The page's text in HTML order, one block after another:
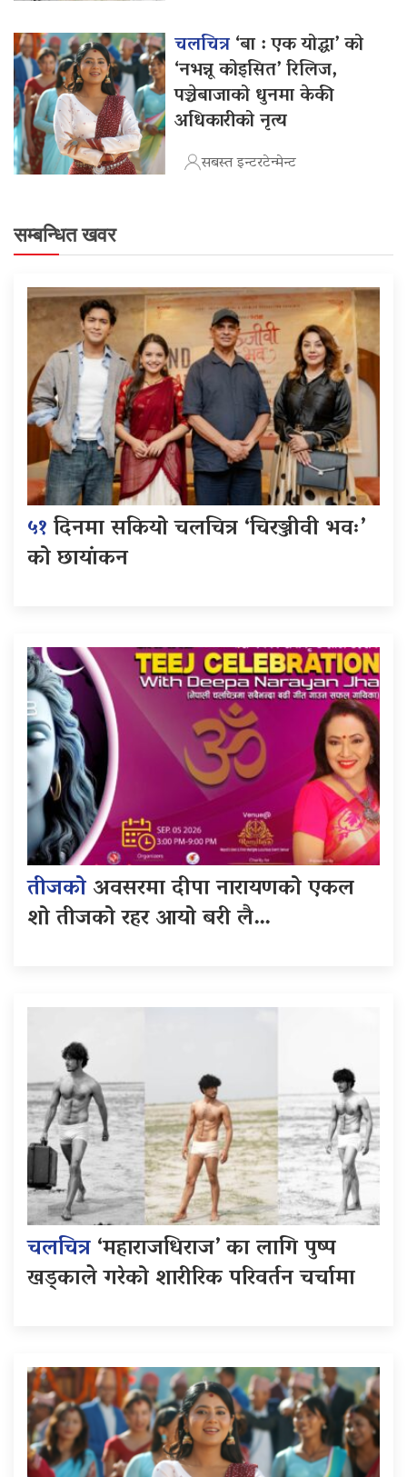
चलचित्र‘बा : एक योद्धा’ को
‘नभन्नू कोइसित’ रिलिज,
पञ्चेबाजाको धुनमा केकी
अधिकारीको नृत्य
सबस्त इन्टरटेन्मेन्ट
सम्बन्धित खवर
५१दिनमा सकियो चलचित्र ‘चिरञ्जीवी भवः’
को छायांकन
तीजकोअवसरमा दीपा नारायणको एकल
शो तीजको रहर आयो बरी लै…
चलचित्र‘महाराजधिराज’ का लागि पुष्प
खड्काले गरेको शारीरिक परिवर्तन चर्चामा